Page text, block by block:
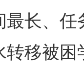
最长、
转移被